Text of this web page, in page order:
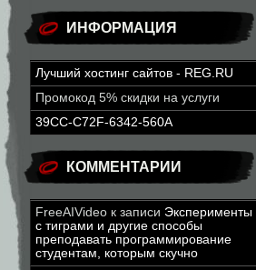
ИНФОРМАЦИЯ
Лучший хостинг сайтов - REG.RU
Промокод 5% скидки на услуги
39CC-C72F-6342-560A
КОММЕНТАРИИ
FreeAIVideo к записи Эксперименты
с тиграми и другие способы
преподавать программирование
студентам, которым скучно